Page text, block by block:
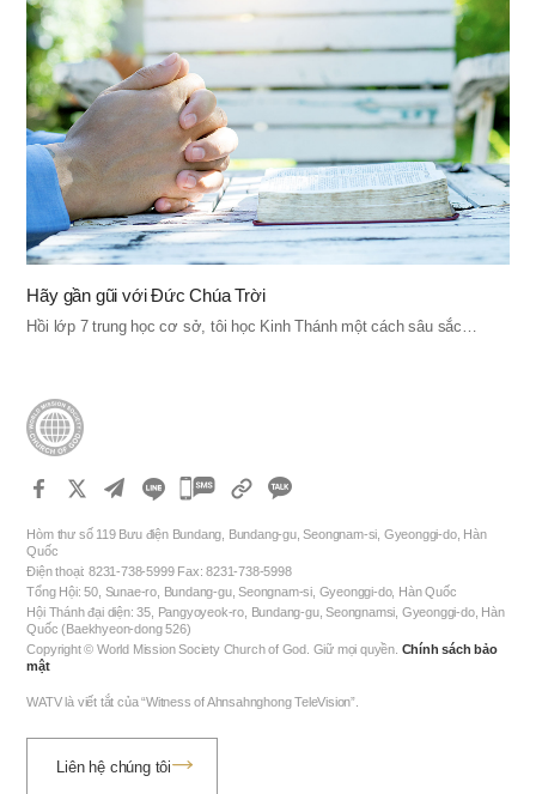
Hãy gần gũi với Đức Chúa Trời
Hồi lớp 7 trung học cơ sở, tôi học Kinh Thánh một cách sâu sắc…
카
오
톡
공
하
Hòm thư số 119 Bưu điện Bundang, Bundang-gu, Seongnam-si, Gyeonggi-do, Hàn
Quốc
Điện thoại: 8231-738-5999 Fax: 8231-738-5998
Tổng Hội: 50, Sunae-ro, Bundang-gu, Seongnam-si, Gyeonggi-do, Hàn Quốc
Hội Thánh đại diện: 35, Pangyoyeok-ro, Bundang-gu, Seongnamsi, Gyeonggi-do, Hàn
Quốc (Baekhyeon-dong 526)
Copyright © World Mission Society Church of God. Giữ mọi quyền. Chính sách bảo
mật
WATV là viết tắt của “Witness of Ahnsahnghong TeleVision”.
Liên hệ chúng tôi